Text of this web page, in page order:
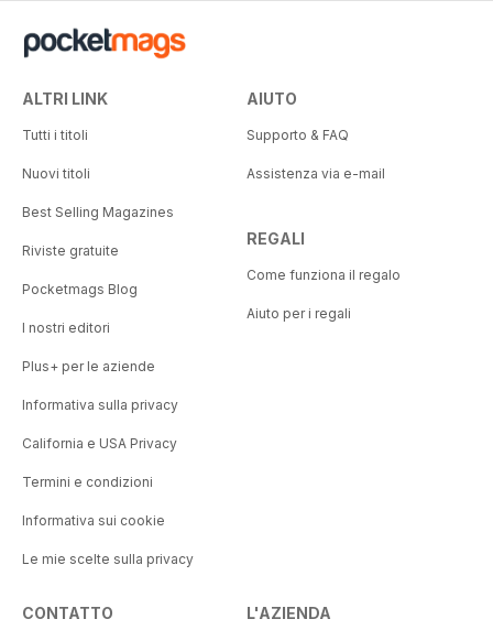
ALTRI LINK
Tutti i titoli
Nuovi titoli
Best Selling Magazines
Riviste gratuite
Pocketmags Blog
I nostri editori
Plus+ per le aziende
Informativa sulla privacy
California e USA Privacy
Termini e condizioni
Informativa sui cookie
Le mie scelte sulla privacy
AIUTO
Supporto & FAQ
Assistenza via e-mail
REGALI
Come funziona il regalo
Aiuto per i regali
CONTATTO L'AZIENDA